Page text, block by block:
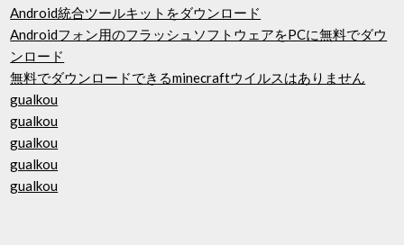
Android統合ツールキットをダウンロード
Androidフォン用のフラッシュソフトウェアをPCに無料でダウ
ンロード
無料でダウンロードできるminecraftウイルスはありません
gualkou
gualkou
gualkou
gualkou
gualkou